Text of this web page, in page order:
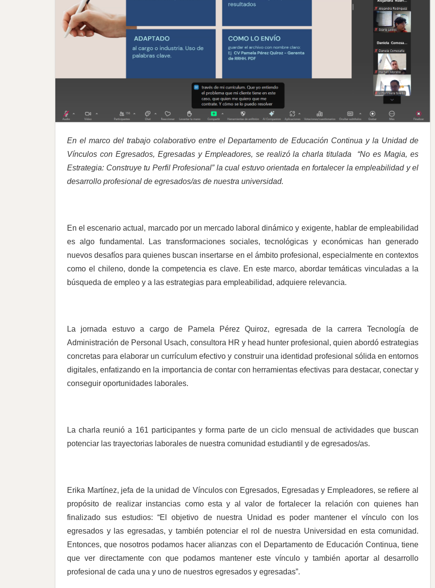
En el marco del trabajo colaborativo entre el Departamento de Educación Continua y la Unidad de
Vínculos con Egresados, Egresadas y Empleadores, se realizó la charla titulada “No es Magia, es
Estrategia: Construye tu Perfil Profesional” la cual estuvo orientada en fortalecer la empleabilidad y el
desarrollo profesional de egresados/as de nuestra universidad.
En el escenario actual, marcado por un mercado laboral dinámico y exigente, hablar de empleabilidad
es algo fundamental. Las transformaciones sociales, tecnológicas y económicas han generado
nuevos desafíos para quienes buscan insertarse en el ámbito profesional, especialmente en contextos
como el chileno, donde la competencia es clave. En este marco, abordar temáticas vinculadas a la
búsqueda de empleo y a las estrategias para empleabilidad, adquiere relevancia.
La jornada estuvo a cargo de Pamela Pérez Quiroz, egresada de la carrera Tecnología de
Administración de Personal Usach, consultora HR y head hunter profesional, quien abordó estrategias
concretas para elaborar un currículum efectivo y construir una identidad profesional sólida en entornos
digitales, enfatizando en la importancia de contar con herramientas efectivas para destacar, conectar y
conseguir oportunidades laborales.
La charla reunió a 161 participantes y forma parte de un ciclo mensual de actividades que buscan
potenciar las trayectorias laborales de nuestra comunidad estudiantil y de egresados/as.
Erika Martínez, jefa de la unidad de Vínculos con Egresados, Egresadas y Empleadores, se refiere al
propósito de realizar instancias como esta y al valor de fortalecer la relación con quienes han
finalizado sus estudios: “El objetivo de nuestra Unidad es poder mantener el vínculo con los
egresados y las egresadas, y también potenciar el rol de nuestra Universidad en esta comunidad.
Entonces, que nosotros podamos hacer alianzas con el Departamento de Educación Continua, tiene
que ver directamente con que podamos mantener este vínculo y también aportar al desarrollo
profesional de cada una y uno de nuestros egresados y egresadas”.